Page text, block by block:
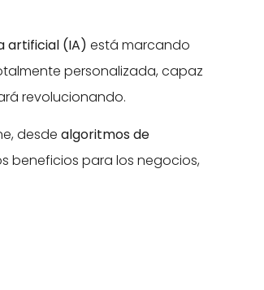
artificial (IA) está marcando
personalizada, capaz
revolucionando.
desde algoritmos de
beneficios para los negocios,